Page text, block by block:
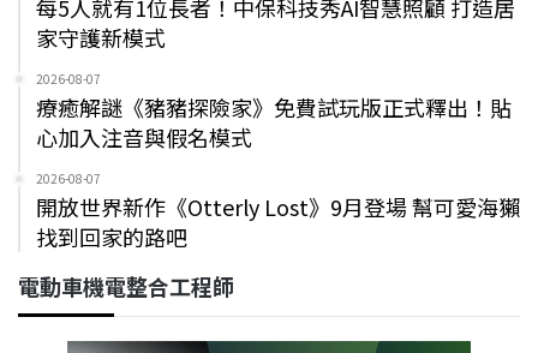
每5人就有1位長者！中保科技秀AI智慧照顧 打造居
家守護新模式
2026-08-07
療癒解謎《豬豬探險家》免費試玩版正式釋出！貼
心加入注音與假名模式
2026-08-07
開放世界新作《Otterly Lost》9月登場 幫可愛海獺
找到回家的路吧
電動車機電整合工程師